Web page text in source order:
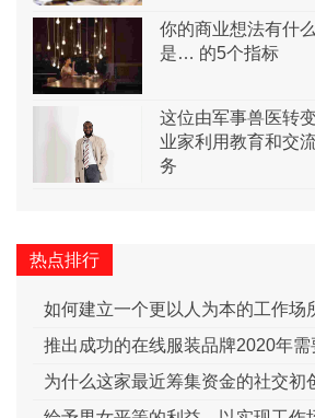
你的商业想法有什
是… 的5个指标
这位由军事兽医转
业家利用教育和交
务
热点排行
如何建立一个更以人为本的工作场
推出成功的在线服装品牌2020年需
为什么这家最近筹集资金的社交初